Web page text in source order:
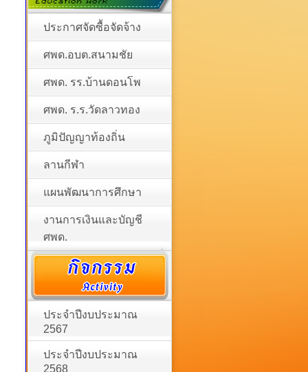
ประกาศจัดซื้อจัดจ้าง
ศพด.อบต.สนามชัย
ศพด. รร.บ้านดอนโพ
ศพด. ร.ร.วัดลาวทอง
ภูมิปัญญาท้องถิ่น
ลานกีฬา
แผนพัฒนาการศึกษา
งานการเงินและบัญชี
ศพด.
ประจำปีงบประมาณ
2567
ประจำปีงบประมาณ
2568